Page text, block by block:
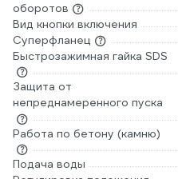
оборотов
Вид кнопки включения
Суперфланец
Быстрозажимная гайка SDS
Защита от
непреднамеренного пуска
Работа по бетону (камню)
Подача воды